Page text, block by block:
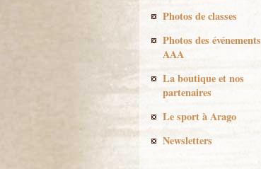
Photos de classes
Photos des événements
AAA
La boutique et nos
partenaires
Le sport à Arago
Newsletters